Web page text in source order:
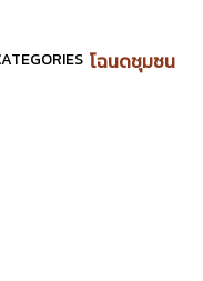
โฉนดชุมชน